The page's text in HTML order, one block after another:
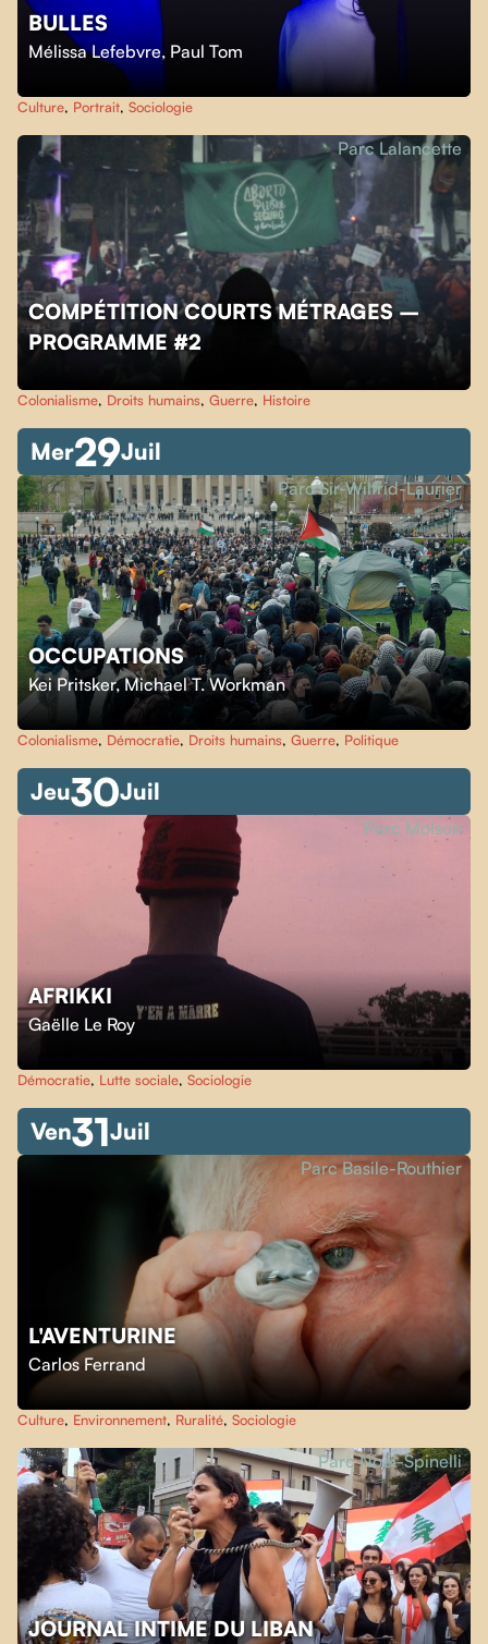
BULLES
Mélissa Lefebvre, Paul Tom
Culture, Portrait, Sociologie
COMPÉTITION COURTS MÉTRAGES –
PROGRAMME #2
Parc Lalancette
Colonialisme, Droits humains, Guerre, Histoire
Mer29Juil
OCCUPATIONS
Kei Pritsker,Michael T. Workman
Parc Sir-Wilfrid-Laurier
Colonialisme, Démocratie, Droits humains, Guerre, Politique
Jeu30Juil
AFRIKKI
Gaëlle Le Roy
Parc Molson
Démocratie, Lutte sociale, Sociologie
Ven31Juil
L'AVENTURINE
Carlos Ferrand
Parc Basile-Routhier
Culture, Environnement, Ruralité, Sociologie
JOURNAL INTIME DU LIBAN
Parc Noël-Spinelli